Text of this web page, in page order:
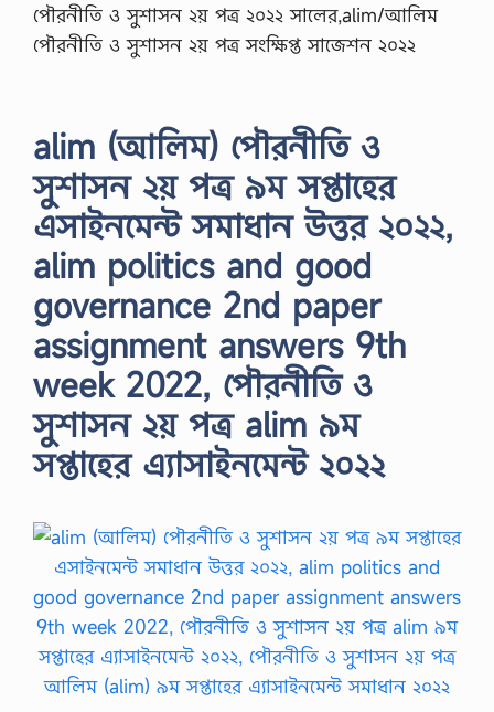
পৌরনীতি ও সুশাসন ২য় পত্র ২০২২ সালের,alim/আলিম
পৌরনীতি ও সুশাসন ২য় পত্র সংক্ষিপ্ত সাজেশন ২০২২
alim (আলিম) পৌরনীতি ও
সুশাসন ২য় পত্র ৯ম সপ্তাহের
এসাইনমেন্ট সমাধান উত্তর ২০২২,
alim politics and good
governance 2nd paper
assignment answers 9th
week 2022, পৌরনীতি ও
সুশাসন ২য় পত্র alim ৯ম
সপ্তাহের এ্যাসাইনমেন্ট ২০২২